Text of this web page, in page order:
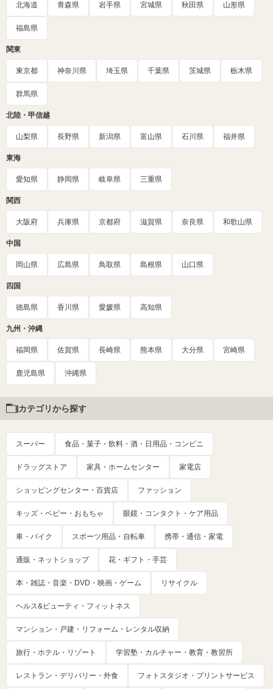
北海道 青森県 岩手県 宮城県 秋田県 山形県
福島県
関東
東京都 神奈川県 埼玉県 千葉県 茨城県 栃木県
群馬県
北陸・甲信越
山梨県 長野県 新潟県 富山県 石川県 福井県
東海
愛知県 静岡県 岐阜県 三重県
関西
大阪府 兵庫県 京都府 滋賀県 奈良県 和歌山県
中国
岡山県 広島県 鳥取県 島根県 山口県
四国
徳島県 香川県 愛媛県 高知県
九州・沖縄
福岡県 佐賀県 長崎県 熊本県 大分県 宮崎県
鹿児島県 沖縄県
カテゴリから探す
スーパー 食品・菓子・飲料・酒・日用品・コンビニ
ドラッグストア 家具・ホームセンター 家電店
ショッピングセンター・百貨店 ファッション
キッズ・ベビー・おもちゃ 眼鏡・コンタクト・ケア用品
車・バイク スポーツ用品・自転車 携帯・通信・家電
通販・ネットショップ 花・ギフト・手芸
本・雑誌・音楽・DVD・映画・ゲーム リサイクル
ヘルス&ビューティ・フィットネス
マンション・戸建・リフォーム・レンタル収納
旅行・ホテル・リゾート 学習塾・カルチャー・教育・教習所
レストラン・デリバリー・外食 フォトスタジオ・プリントサービス